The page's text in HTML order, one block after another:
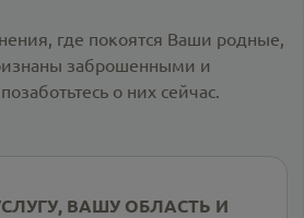
где покоятся Ваши родные,
заброшенными и
о них сейчас.
ВАШУ ОБЛАСТЬ И